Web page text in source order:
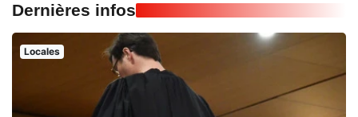
Dernières infos
Locales